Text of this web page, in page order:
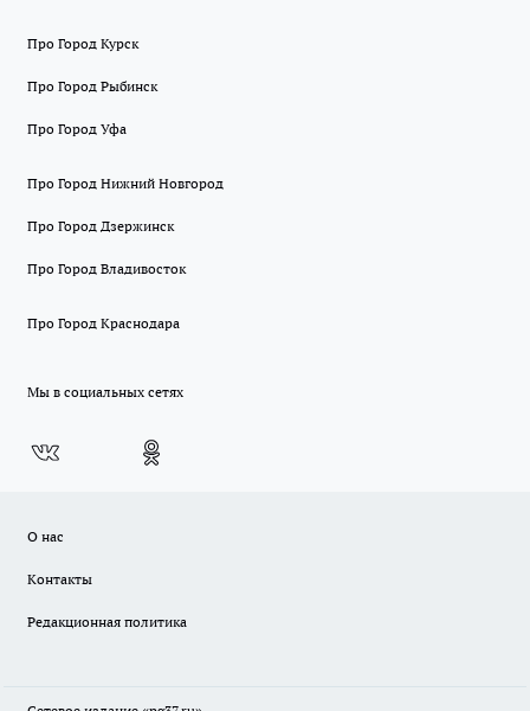
Про Город Курск
Про Город Рыбинск
Про Город Уфа
Про Город Нижний Новгород
Про Город Дзержинск
Про Город Владивосток
Про Город Краснодара
Мы в социальных сетях
О нас
Контакты
Редакционная политика